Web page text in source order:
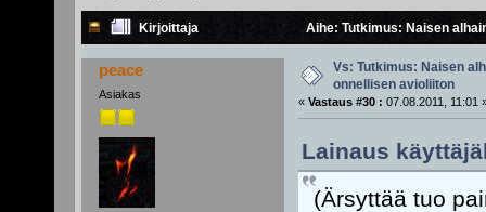
Kirjoittaja Aihe: Tutkimus: Naisen
peace
Asiakas
Vs: Tutkimus: Naisen
onnellisen avioliiton
« Vastaus #30 : 07.08.2011, 11:01
Lainaus
(Ärsyttää tuo